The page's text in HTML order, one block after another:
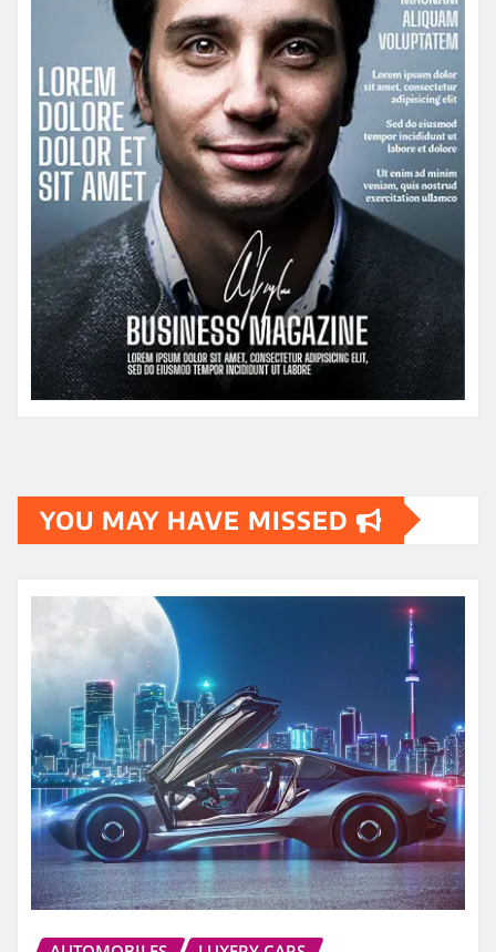
YOU MAY HAVE MISSED